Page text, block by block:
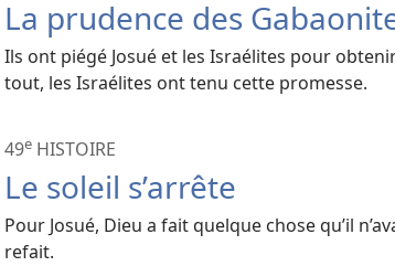
La prudence des
Ils ont piégé Josué et les Israélites pour
tout, les Israélites ont tenu cette promesse.
49e HISTOIRE
Le soleil s’arrête
Pour Josué, Dieu a fait quelque chose qu’il
refait.